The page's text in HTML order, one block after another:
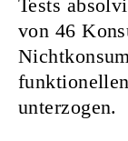
Tests
von 46
unterzogen.